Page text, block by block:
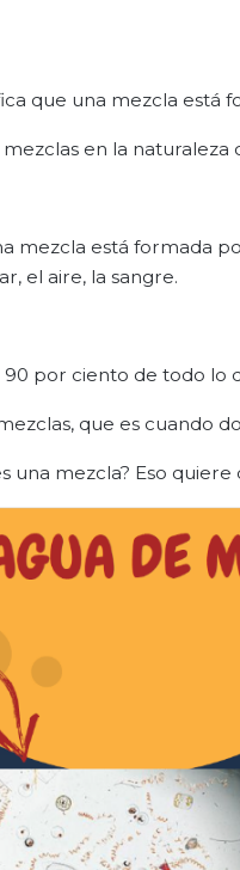
que una mezcla está
en la
mezcla está formada
el aire, la sangre.
90 por ciento de todo lo
que es cuando
una mezcla? Eso